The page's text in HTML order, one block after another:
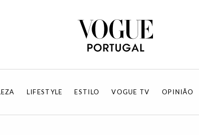
LIFESTYLE ESTILO VOGUE TV OPINIÃO